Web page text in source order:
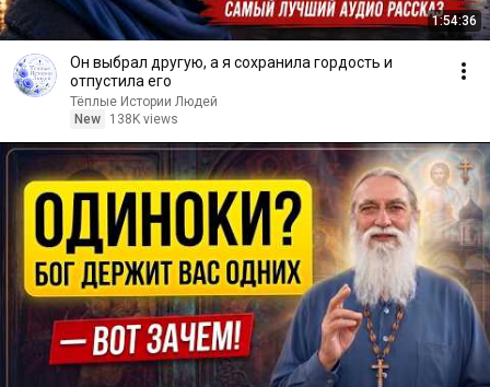
1:54:36
Он выбрал другую, а я сохранила гордость и
отпустила его
Тёплые Истории Людей
New
138K views